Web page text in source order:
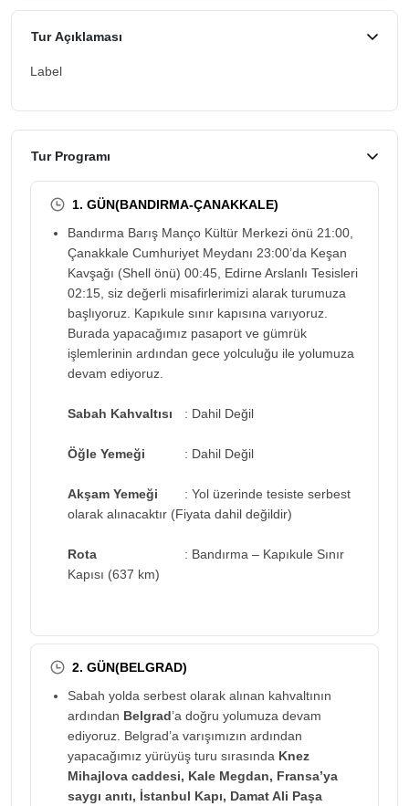
Tur Açıklaması
Label
Tur Programı
1. GÜN(BANDIRMA-ÇANAKKALE)
Bandırma Barış Manço Kültür Merkezi önü 21:00,
Çanakkale Cumhuriyet Meydanı 23:00’da Keşan
Kavşağı (Shell önü) 00:45, Edirne Arslanlı Tesisleri
02:15, siz değerli misafirlerimizi alarak turumuza
başlıyoruz. Kapıkule sınır kapısına varıyoruz.
Burada yapacağımız pasaport ve gümrük
işlemlerinin ardından gece yolculuğu ile yolumuza
devam ediyoruz.
Sabah Kahvaltısı : Dahil Değil
Öğle Yemeği : Dahil Değil
Akşam Yemeği
: Yol üzerinde tesiste serbest
olarak alınacaktır (Fiyata dahil değildir)
Rota
: Bandırma – Kapıkule Sınır
Kapısı (637 km)
2. GÜN(BELGRAD)
Sabah yolda serbest olarak alınan kahvaltının
ardından Belgrad’a doğru yolumuza devam
ediyoruz. Belgrad’a varışımızın ardından
yapacağımız yürüyüş turu sırasında Knez
Mihajlova caddesi, Kale Megdan, Fransa’ya
saygı anıtı, İstanbul Kapı, Damat Ali Paşa